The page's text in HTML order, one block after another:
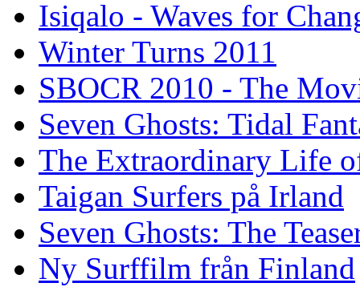
Isiqalo - Waves for
Winter Turns 2011
SBOCR 2010 - The
Seven Ghosts: Tidal
The Extraordinary Life
Taigan Surfers på Irland
Seven Ghosts: The
Ny Surffilm från Finland